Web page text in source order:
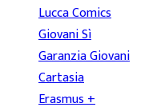
Lucca Comics
Giovani Sì
Garanzia Giovani
Cartasia
Erasmus +